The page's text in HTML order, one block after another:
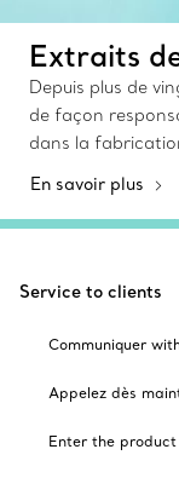
Extraits
Depuis plus de
de façon
dans la
En savoir plus
Service to clients
Communiquer
Appelez dès
Enter the product